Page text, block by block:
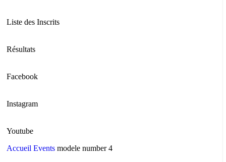
Liste des Inscrits
Résultats
Facebook
Instagram
Youtube
Accueil Events modele number 4